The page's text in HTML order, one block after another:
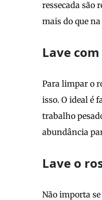
ressecada são
mais do que
Lave
Para limpar o
isso. O ideal é
trabalho
abundância
Lave o
Não importa se